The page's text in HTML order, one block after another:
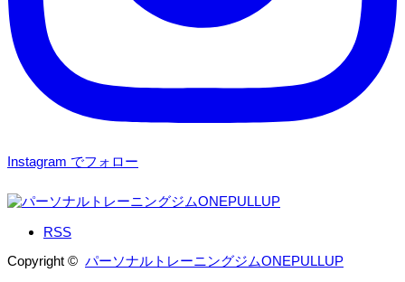
Instagram でフォロー
RSS
Copyright © パーソナルトレーニングジムONEPULLUP